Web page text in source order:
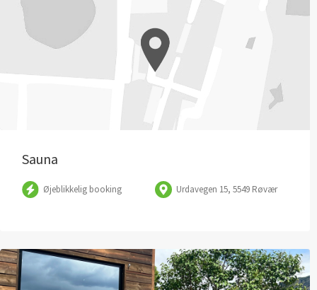
Sauna
Øjeblikkelig booking Urdavegen 15, 5549 Røvær